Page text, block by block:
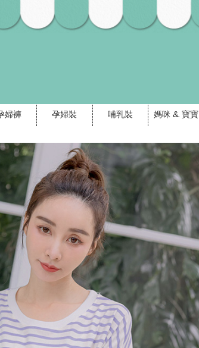
婦褲 孕婦裝 哺乳裝 媽咪 & 寶寶